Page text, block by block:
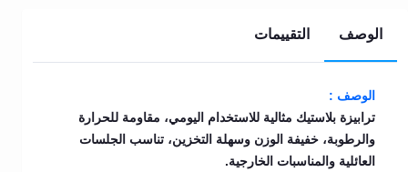
الوصف التقييمات
الوصف :
ترابيزة بلاستيك مثالية للاستخدام اليومي، مقاومة للحرارة
والرطوبة، خفيفة الوزن وسهلة التخزين، تناسب الجلسات
العائلية والمناسبات الخارجية.